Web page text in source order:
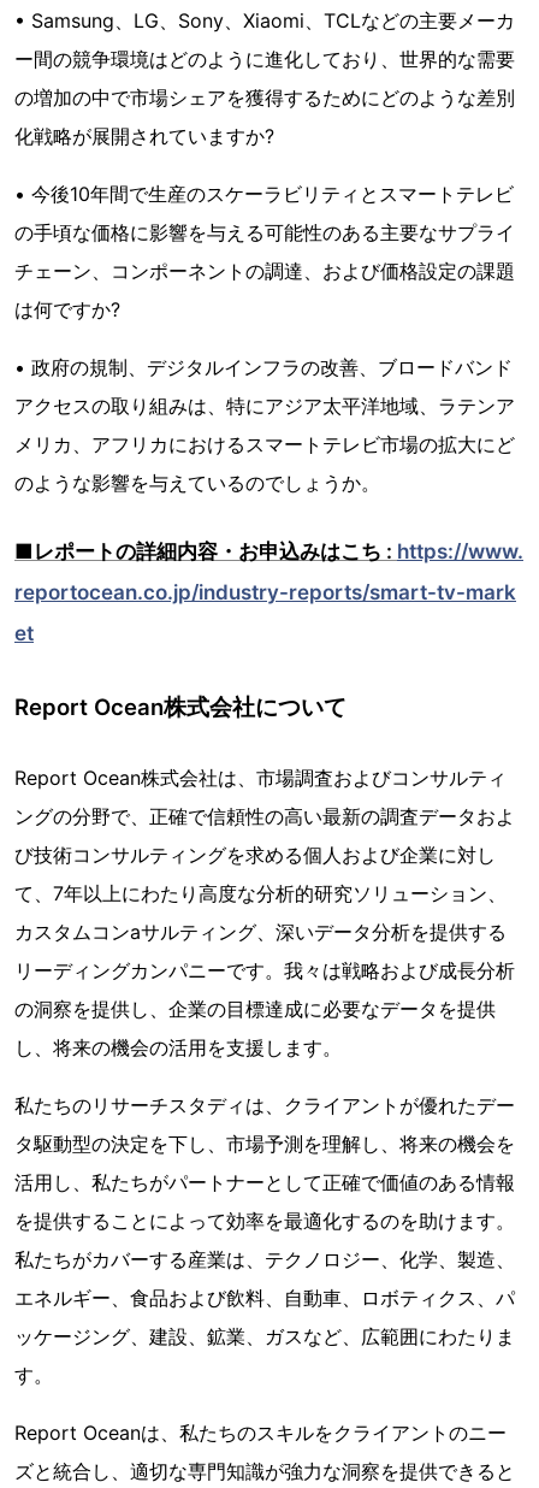
• Samsung、LG、Sony、Xiaomi、TCLなどの主要メーカ
ー間の競争環境はどのように進化しており、世界的な需要
の増加の中で市場シェアを獲得するためにどのような差別
化戦略が展開されていますか?
• 今後10年間で生産のスケーラビリティとスマートテレビ
の手頃な価格に影響を与える可能性のある主要なサプライ
チェーン、コンポーネントの調達、および価格設定の課題
は何ですか?
• 政府の規制、デジタルインフラの改善、ブロードバンド
アクセスの取り組みは、特にアジア太平洋地域、ラテンア
メリカ、アフリカにおけるスマートテレビ市場の拡大にど
のような影響を与えているのでしょうか。
■レポートの詳細内容・お申込みはこち : https://www.
reportocean.co.jp/industry-reports/smart-tv-mark
et
Report Ocean株式会社について
Report Ocean株式会社は、市場調査およびコンサルティ
ングの分野で、正確で信頼性の高い最新の調査データおよ
び技術コンサルティングを求める個人および企業に対し
て、7年以上にわたり高度な分析的研究ソリューション、
カスタムコンaサルティング、深いデータ分析を提供する
リーディングカンパニーです。我々は戦略および成長分析
の洞察を提供し、企業の目標達成に必要なデータを提供
し、将来の機会の活用を支援します。
私たちのリサーチスタディは、クライアントが優れたデー
タ駆動型の決定を下し、市場予測を理解し、将来の機会を
活用し、私たちがパートナーとして正確で価値のある情報
を提供することによって効率を最適化するのを助けます。
私たちがカバーする産業は、テクノロジー、化学、製造、
エネルギー、食品および飲料、自動車、ロボティクス、パ
ッケージング、建設、鉱業、ガスなど、広範囲にわたりま
す。
Report Oceanは、私たちのスキルをクライアントのニー
ズと統合し、適切な専門知識が強力な洞察を提供できると